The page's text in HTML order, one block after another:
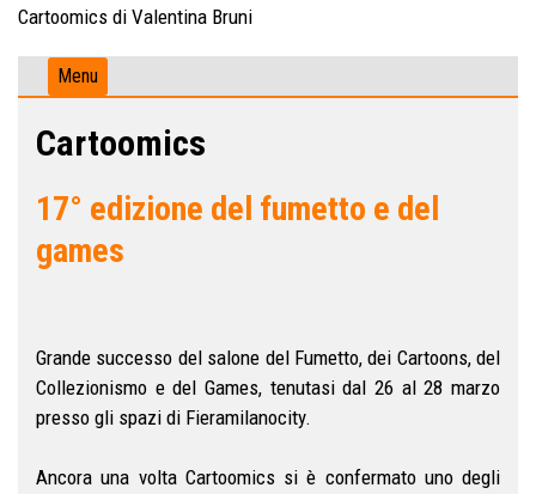
Cartoomics di Valentina Bruni
Menu
Cartoomics
17° edizione del fumetto e del
games
Grande successo del salone del Fumetto, dei Cartoons, del
Collezionismo e del Games, tenutasi dal 26 al 28 marzo
presso gli spazi di Fieramilanocity.
Ancora una volta Cartoomics si è confermato uno degli